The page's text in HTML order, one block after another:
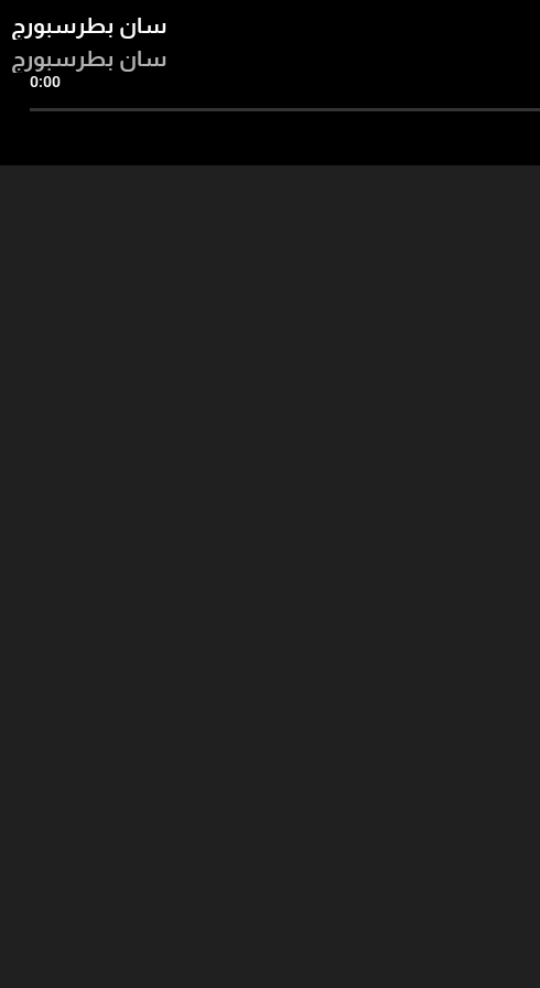
0:00
سان بطرسبورج
سان بطرسبورج